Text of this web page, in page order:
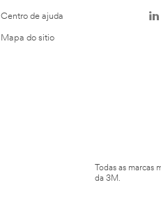
Centro de ajuda
Mapa do sitio
Todas as marcas
da 3M.